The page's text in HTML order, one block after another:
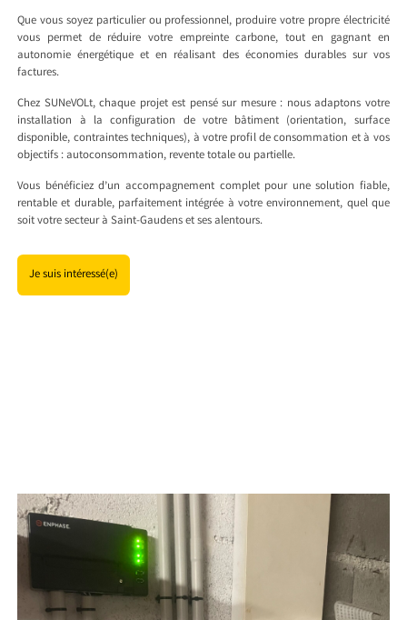
Que vous soyez particulier ou professionnel, produire votre propre électricité
vous permet de réduire votre empreinte carbone, tout en gagnant en
autonomie énergétique et en réalisant des économies durables sur vos
factures.
Chez SUNeVOLt, chaque projet est pensé sur mesure : nous adaptons votre
installation à la configuration de votre bâtiment (orientation, surface
disponible, contraintes techniques), à votre profil de consommation et à vos
objectifs : autoconsommation, revente totale ou partielle.
Vous bénéficiez d’un accompagnement complet pour une solution fiable,
rentable et durable, parfaitement intégrée à votre environnement, quel que
soit votre secteur à Saint-Gaudens et ses alentours.
Je suis intéressé(e)